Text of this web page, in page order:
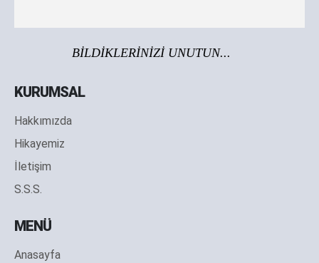
BİLDİKLERİNİZİ UNUTUN...
KURUMSAL
Hakkımızda
Hikayemiz
İletişim
S.S.S.
MENÜ
Anasayfa